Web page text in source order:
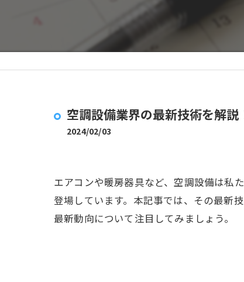
空調設備業界の最新技術を解
2024/02/03
エアコンや暖房器具など、空調設備は私
登場しています。本記事では、その最新
最新動向について注目してみましょう。